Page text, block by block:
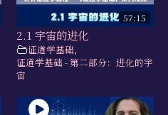
57:15
2.1 宇宙的进化
证道学基础,
证道学基础 - 第二部分：进化的宇
宙